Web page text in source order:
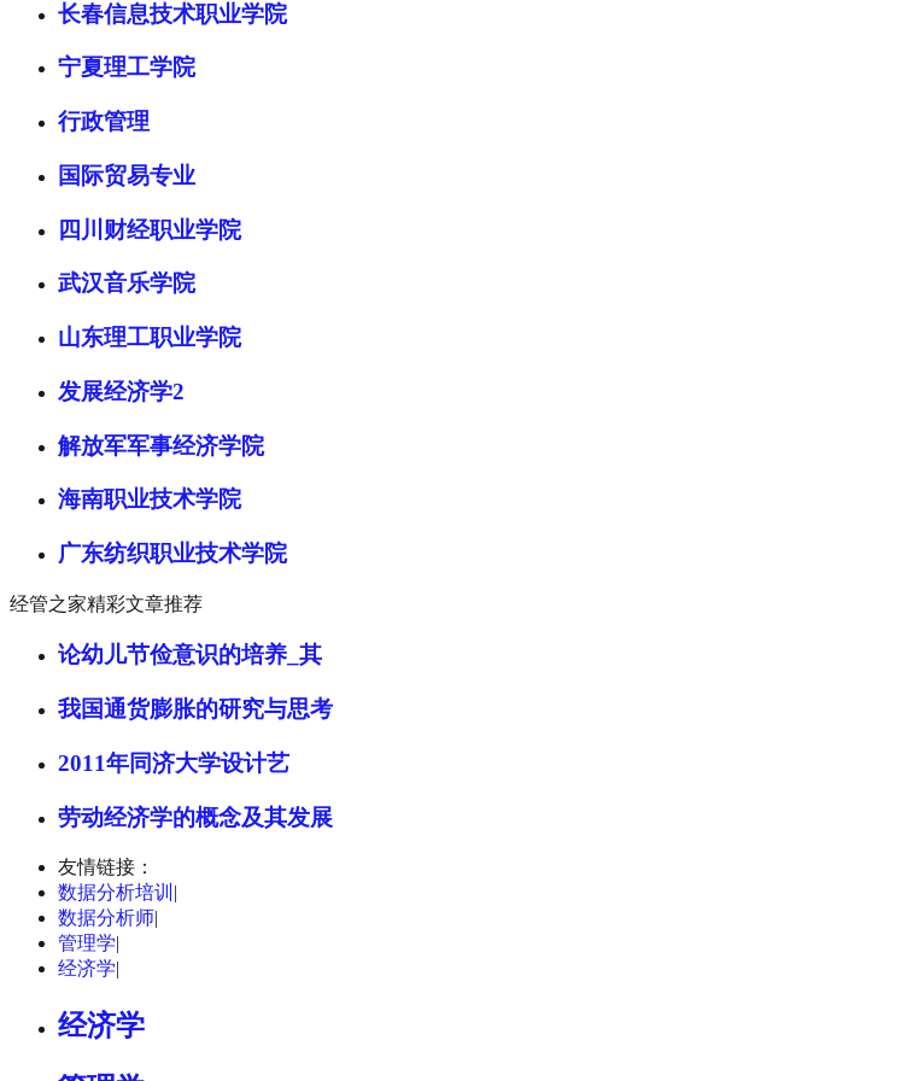
长春信息技术职业学院
宁夏理工学院
行政管理
国际贸易专业
四川财经职业学院
武汉音乐学院
山东理工职业学院
发展经济学2
解放军军事经济学院
海南职业技术学院
广东纺织职业技术学院
经管之家精彩文章推荐
论幼儿节俭意识的培养_其
我国通货膨胀的研究与思考
2011年同济大学设计艺
劳动经济学的概念及其发展
友情链接：
数据分析培训 |
数据分析师|
管理学|
经济学|
经济学